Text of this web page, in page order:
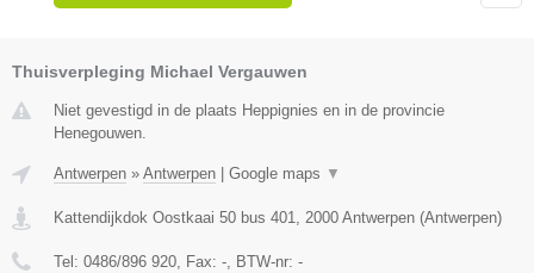
Thuisverpleging Michael Vergauwen
Niet gevestigd in de plaats Heppignies en in de provincie
Henegouwen.
Antwerpen » Antwerpen | Google maps ▼
Kattendijkdok Oostkaai 50 bus 401 2000 Antwerpen (Antwerpen)
Tel: 0486/896 920 , Fax: - , BTW-nr: -